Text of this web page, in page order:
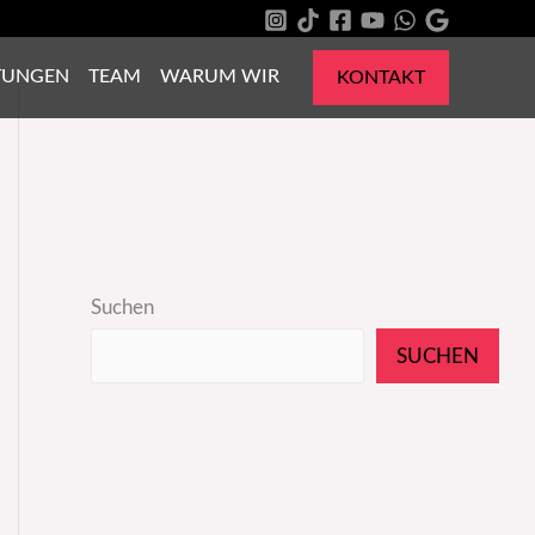
TEAM WARUM WIR KONTAKT
Suchen
SUCHEN